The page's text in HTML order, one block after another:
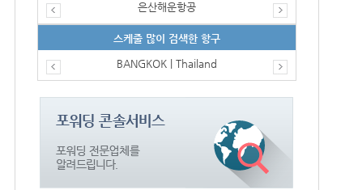
은산해운항공
스케줄 많이 검색한 항구
BANGKOK | Thailand